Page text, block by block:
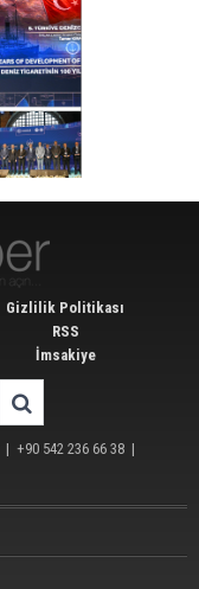
Gizlilik Politikası
RSS
İmsakiye
| +90 542 236 66 38 |